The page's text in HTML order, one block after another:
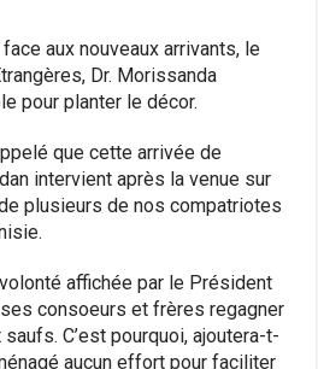
aux nouveaux arrivants, le
Dr. Morissanda
pour planter le décor.
que cette arrivée de
intervient après la venue sur
plusieurs de nos compatriotes
affichée par le Président
consoeurs et frères regagner
C’est pourquoi, ajoutera-t-
aucun effort pour faciliter